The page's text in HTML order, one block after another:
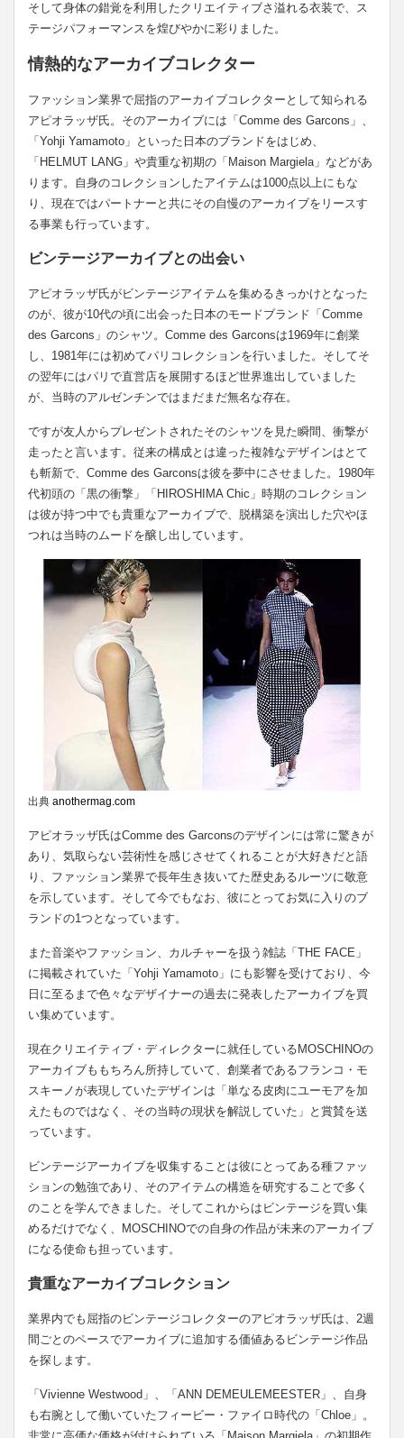
そして身体の錯覚を利用したクリエイティブさ溢れる衣装で、ス
テージパフォーマンスを煌びやかに彩りました。
情熱的なアーカイブコレクター
ファッション業界で屈指のアーカイブコレクターとして知られる
アピオラッザ氏。そのアーカイブには「Comme des Garcons」、
「Yohji Yamamoto」といった日本のブランドをはじめ、
「HELMUT LANG」や貴重な初期の「Maison Margiela」などがあ
ります。自身のコレクションしたアイテムは1000点以上にもな
り、現在ではパートナーと共にその自慢のアーカイブをリースす
る事業も行っています。
ビンテージアーカイブとの出会い
アピオラッザ氏がビンテージアイテムを集めるきっかけとなった
のが、彼が10代の頃に出会った日本のモードブランド「Comme
des Garcons」のシャツ。Comme des Garconsは1969年に創業
し、1981年には初めてパリコレクションを行いました。そしてそ
の翌年にはパリで直営店を展開するほど世界進出していました
が、当時のアルゼンチンではまだまだ無名な存在。
ですが友人からプレゼントされたそのシャツを見た瞬間、衝撃が
走ったと言います。従来の構成とは違った複雑なデザインはとて
も斬新で、Comme des Garconsは彼を夢中にさせました。1980年
代初頭の「黒の衝撃」「HIROSHIMA Chic」時期のコレクション
は彼が持つ中でも貴重なアーカイブで、脱構築を演出した穴やほ
つれは当時のムードを醸し出しています。
出典 anothermag.com
アピオラッザ氏はComme des Garconsのデザインには常に驚きが
あり、気取らない芸術性を感じさせてくれることが大好きだと語
り、ファッション業界で長年生き抜いてた歴史あるルーツに敬意
を示しています。そして今でもなお、彼にとってお気に入りのブ
ランドの1つとなっています。
また音楽やファッション、カルチャーを扱う雑誌「THE FACE」
に掲載されていた「Yohji Yamamoto」にも影響を受けており、今
日に至るまで色々なデザイナーの過去に発表したアーカイブを買
い集めています。
現在クリエイティブ・ディレクターに就任しているMOSCHINOの
アーカイブももちろん所持していて、創業者であるフランコ・モ
スキーノが表現していたデザインは「単なる皮肉にユーモアを加
えたものではなく、その当時の現状を解説していた」と賞賛を送
っています。
ビンテージアーカイブを収集することは彼にとってある種ファッ
ションの勉強であり、そのアイテムの構造を研究することで多く
のことを学んできました。そしてこれからはビンテージを買い集
めるだけでなく、MOSCHINOでの自身の作品が未来のアーカイブ
になる使命も担っています。
貴重なアーカイブコレクション
業界内でも屈指のビンテージコレクターのアピオラッザ氏は、2週
間ごとのペースでアーカイブに追加する価値あるビンテージ作品
を探します。
「Vivienne Westwood」、「ANN DEMEULEMEESTER」、自身
も右腕として働いていたフィービー・ファイロ時代の「Chloe」。